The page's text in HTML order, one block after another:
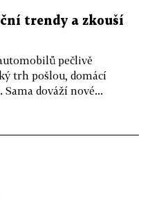
trendy a zkouší
pečlivě
trh pošlou, domácí
dováží nové...